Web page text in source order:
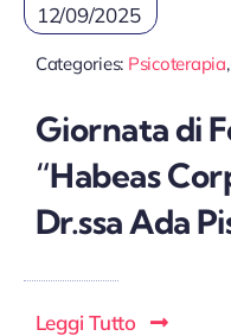
12/09/2025
Categories: Psicoterapia,
Giornata di
“Habeas
Dr.ssa Ada
Leggi Tutto